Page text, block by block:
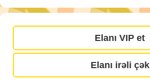
Elanı VIP et
Elanı irəli çək